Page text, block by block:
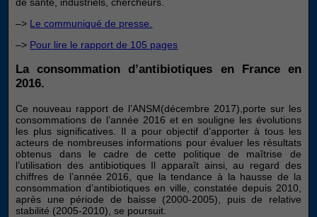
–> Le communiqué de presse.
–> Pour lire le rapport de 105 pages
La consommation d’antibiotiques en France en
2016.
Ce nouveau rapport de l’ANSM(décembre 2017),porte sur les
consommations de l’année 2016 et en souligne les évolutions
les plus significatives. Il a pour objectif d’apporter à tous les
acteurs de nombreuses informations pour évaluer les résultats
obtenus dans le cadre de cette politique de maîtrise de
l’utilisation des antibiotiques Il apparaît ainsi, au regard des
chiffres de l’année 2016, que la tendance à la hausse de la
consommation d’antibiotiques en ville, constatée depuis 2010,
après une période de baisse (2000-2005), puis de relative
stabilité (2005-2010), se poursuit.